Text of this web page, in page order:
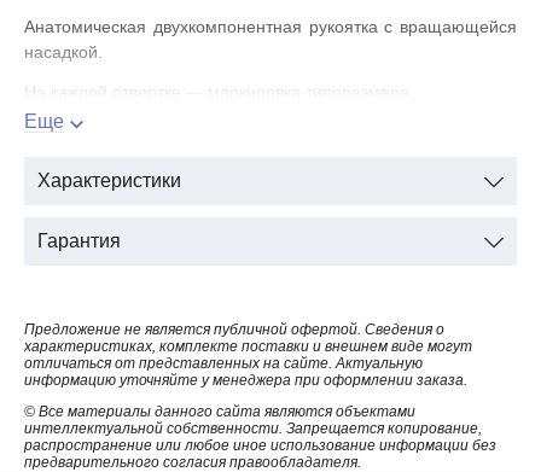
Анатомическая двухкомпонентная рукоятка с вращающейся
насадкой.
На каждой отвертке — маркировка типоразмера.
Эргономичный дизайн рукояток обеспечивает максимальный
Вставки из мягкого прорезиненного материала
максимальный крутящий момент.
Вес набора: 363 г.
Состав набора:
отвертка 1.5х65
отвертка 2х65
отвертка 2.5х65
Еще
Характеристики
Гарантия
Предложение не является публичной офертой. Сведения о
характеристиках, комплекте поставки и внешнем виде могут
отличаться от представленных на сайте. Актуальную
информацию уточняйте у менеджера при оформлении заказа.
© Все материалы данного сайта являются объектами
интеллектуальной собственности. Запрещается копирование,
распространение или любое иное использование информации без
предварительного согласия правообладателя.